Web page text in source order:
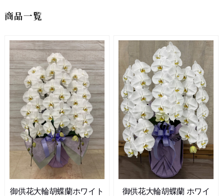
商品一覧
御供花大輪胡蝶蘭ホワイト
御供花大輪胡蝶蘭 ホワイ